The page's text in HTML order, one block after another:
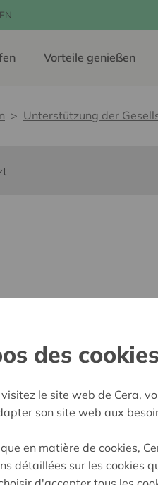
Vorteile genießen
Unterstützung der
barrières
Approved
des
le site web de Cera,
son site web aux
en matière de cookies,
détaillées sur les cookies